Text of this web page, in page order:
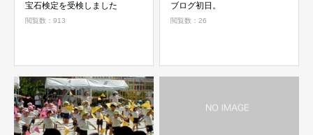
宝石検定を受検しました
閲覧数：913
ブログ初日。
閲覧数：26